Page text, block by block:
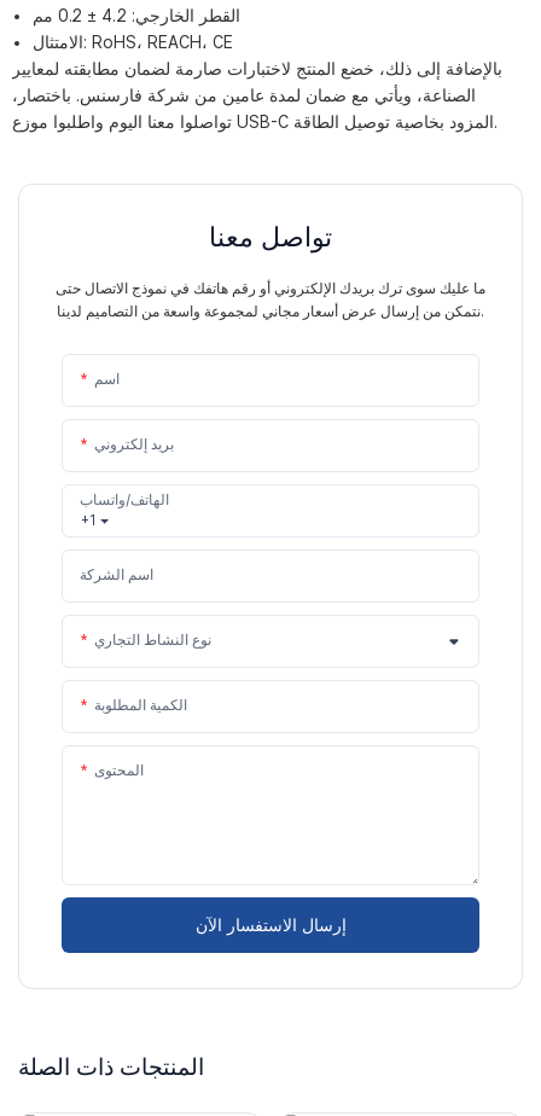
القطر الخارجي: 4.2 ± 0.2 مم
الامتثال: RoHS، REACH، CE
بالإضافة إلى ذلك، خضع المنتج لاختبارات صارمة لضمان مطابقته لمعايير
الصناعة، ويأتي مع ضمان لمدة عامين من شركة فارسنس. باختصار،
تواصلوا معنا اليوم واطلبوا موزع USB-C المزود بخاصية توصيل الطاقة.
تواصل معنا
ما عليك سوى ترك بريدك الإلكتروني أو رقم هاتفك في نموذج الاتصال حتى
نتمكن من إرسال عرض أسعار مجاني لمجموعة واسعة من التصاميم لدينا.
اسم
بريد إلكتروني
+1
الهاتف/واتساب
اسم الشركة
نوع النشاط التجاري
الكمية المطلوبة
المحتوى
إرسال الاستفسار الآن
المنتجات ذات الصلة